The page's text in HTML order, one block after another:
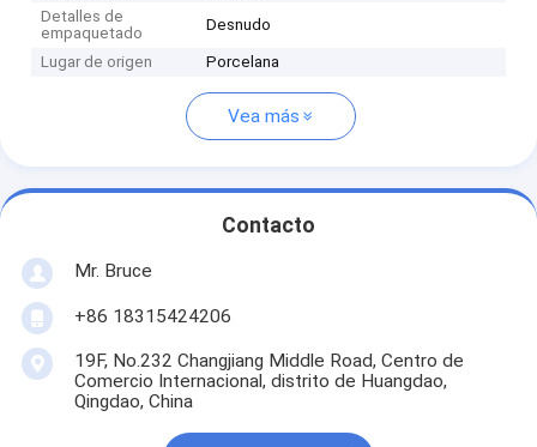
Detalles de
empaquetado
Desnudo
Lugar de origen Porcelana
Vea más
Contacto
Mr. Bruce
+86 18315424206
19F, No.232 Changjiang Middle Road, Centro de
Comercio Internacional, distrito de Huangdao,
Qingdao, China